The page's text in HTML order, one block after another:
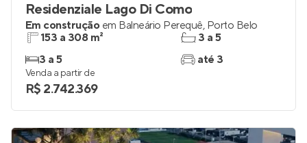
Residenziale Lago Di Como
Em construção em Balneário Perequê, Porto Belo
153 a 308 m²
3 a 5
3 a 5
até 3
Venda a partir de
R$ 2.742.369